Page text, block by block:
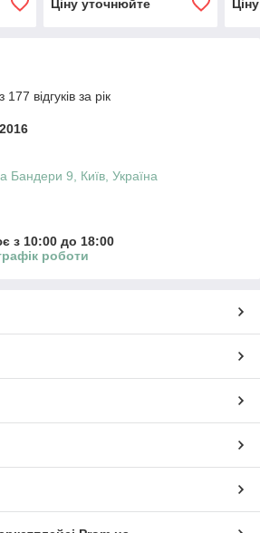
Ціну уточнюйте
відгуків за рік
Бандери 9, Київ, Україна
з 10:00 до 18:00
роботи